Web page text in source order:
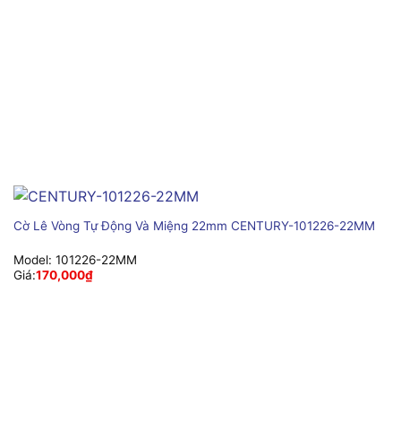
Cờ Lê Vòng Tự Động Và Miệng 22mm CENTURY-101226-22MM
Model: 101226-22MM
Giá:170,000₫